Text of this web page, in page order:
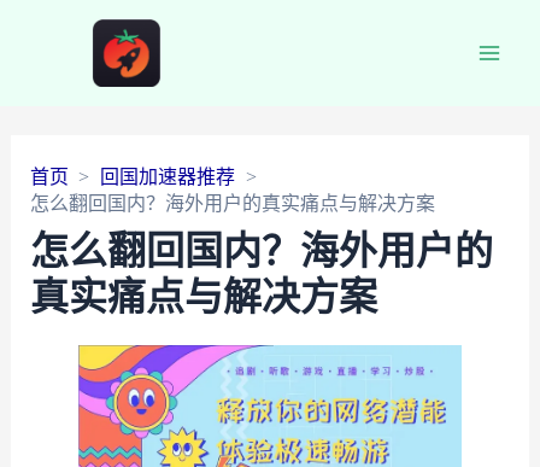
首页
回国加速器推荐
怎么翻回国内？海外用户的真实痛点与解决方案
怎么翻回国内？海外用户的
真实痛点与解决方案